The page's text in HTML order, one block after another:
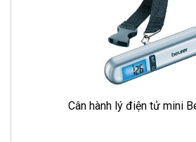
Cân hành lý điện tử mini